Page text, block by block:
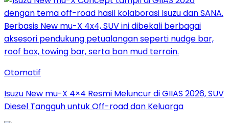
Otomotif
Isuzu New mu-X 4×4 Resmi Meluncur di GIIAS 2026, SUV
Diesel Tangguh untuk Off-road dan Keluarga